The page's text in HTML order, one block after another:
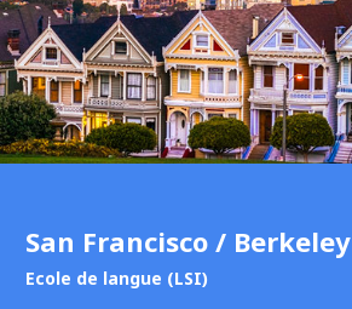
San Francisco / Berkeley
Ecole de langue (LSI)